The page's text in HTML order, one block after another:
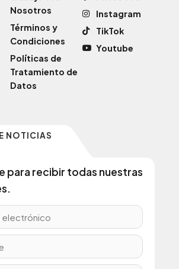
Nosotros
Términos y
Condiciones
Políticas de
Tratamiento de
Datos
Instagram
TikTok
Youtube
NOTICIAS
para recibir todas nuestras